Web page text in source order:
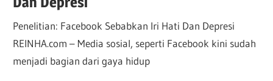
Penelitian: Facebook Sebabkan Iri Hati Dan Depresi
REINHA.com – Media sosial, seperti Facebook kini sudah
menjadi bagian dari gaya hidup